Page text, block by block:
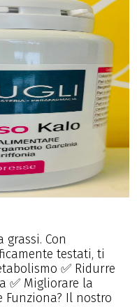
Con
testati, ti
✅ Ridurre
✅ Migliorare la
Funziona? Il nostro